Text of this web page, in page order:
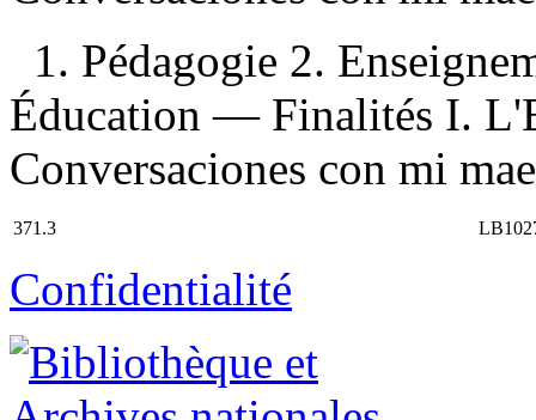
1. Pédagogie 2.
Éducation — Finalités I.
Conversaciones con mi
371.3
Confidentialité